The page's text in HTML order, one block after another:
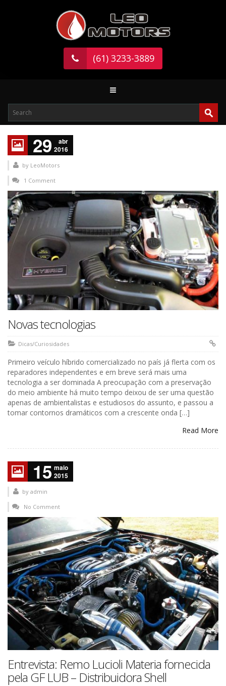
(61) 3233-3889
29
abr
2016
by LeoMotors
1 Comment
Novas tecnologias
Dicas/Curiosidades
Primeiro veículo híbrido comercializado no país já flerta com os
reparadores independentes e em breve será mais uma
tecnologia a ser dominada A preocupação com a preservação
do meio ambiente há muito tempo deixou de ser uma questão
apenas de ambientalistas e estudiosos do assunto, e passou a
tomar contornos dramáticos com a crescente onda […]
Read More
15 maio
2015
by admin
No Comment
Entrevista: Remo Lucioli Materia fornecida
pela GF LUB – Distribuidora Shell